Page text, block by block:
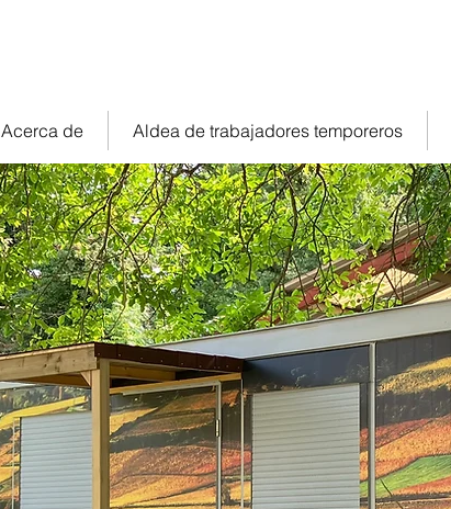
Acerca de Aldea de trabajadores temporeros